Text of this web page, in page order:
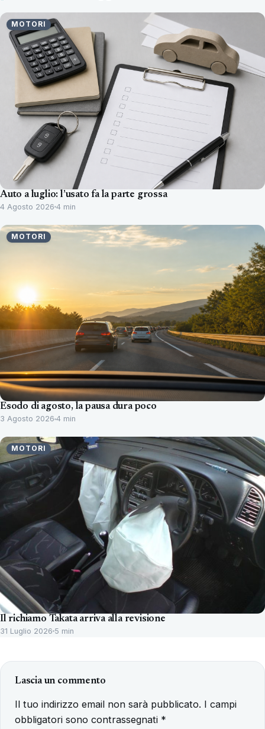
MOTORI
Auto a luglio: l’usato fa la parte grossa
4 Agosto 2026 4 min
MOTORI
Esodo di agosto, la pausa dura poco
3 Agosto 2026 4 min
MOTORI
Il richiamo Takata arriva alla revisione
31 Luglio 2026 5 min
Lascia un commento
Il tuo indirizzo email non sarà pubblicato. I campi
obbligatori sono contrassegnati *